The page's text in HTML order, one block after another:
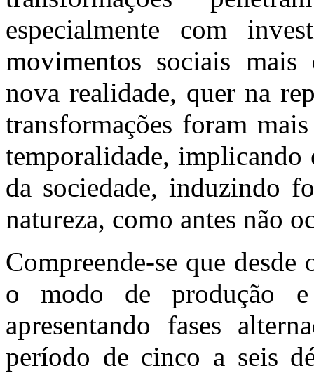
especialmente com
movimentos sociais mais
nova realidade, quer na
transformações foram
temporalidade, implicando
da sociedade, induzindo
natureza, como antes não
Compreende-se que
o modo de produção
apresentando fases
período de cinco a seis